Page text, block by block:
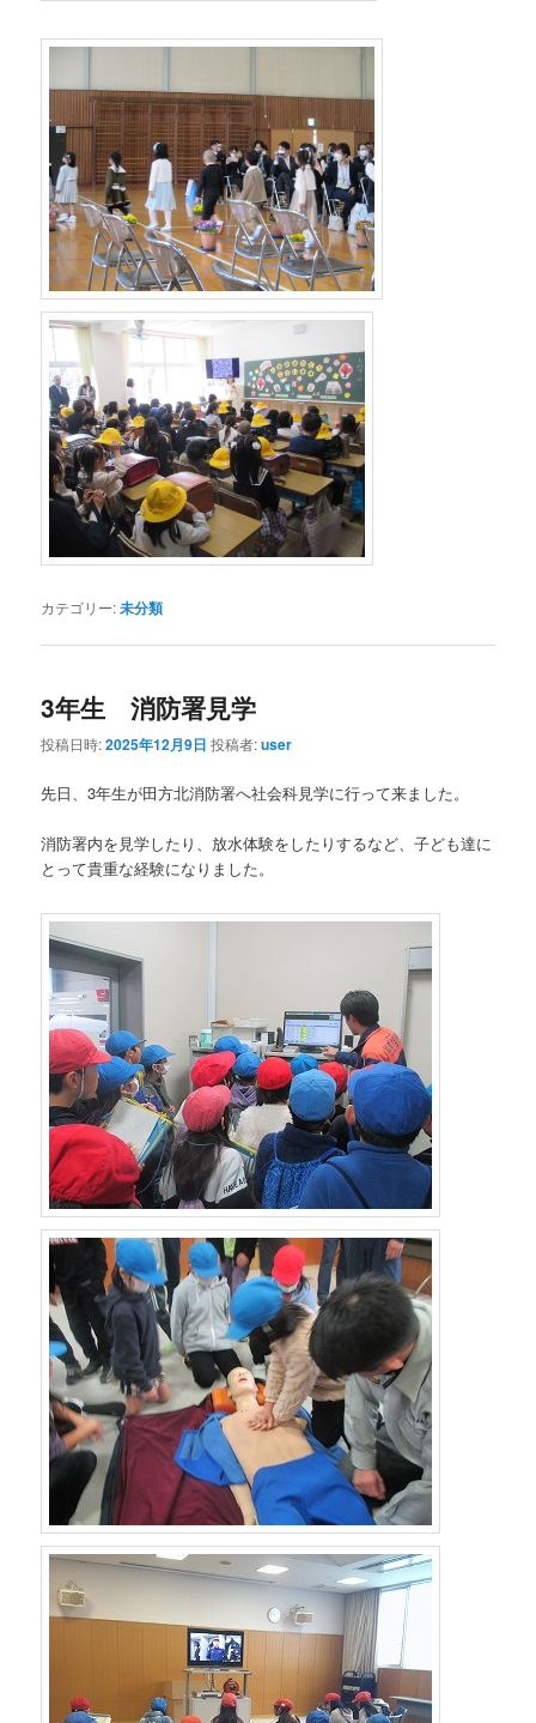
カテゴリー:未分類
3年生 消防署見学
投稿日時:2025年12月9日 投稿者:user
先日、3年生が田方北消防署へ社会科見学に行って来ました。
消防署内を見学したり、放水体験をしたりするなど、子ども達に
とって貴重な経験になりました。